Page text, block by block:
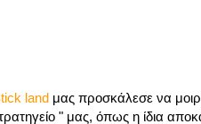
land μας προσκάλεσε να
" μας, όπως η ίδια